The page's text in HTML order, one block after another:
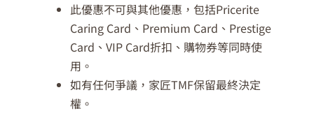
此優惠不可與其他優惠，包括Pricerite
Caring Card、Premium Card、Prestige
Card、VIP Card折扣、購物券等同時使
用。
如有任何爭議，家匠TMF保留最終決定
權。